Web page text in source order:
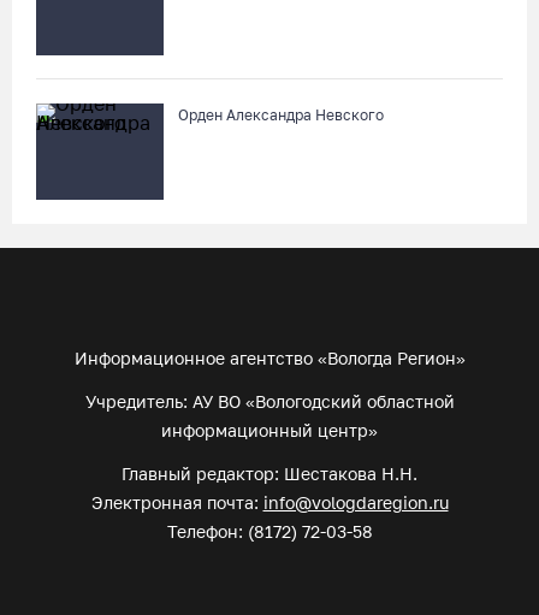
Орден Александра Невского
Информационное агентство «Вологда Регион»
Учредитель: АУ ВО «Вологодский областной
информационный центр»
Главный редактор: Шестакова Н.Н.
Электронная почта: info@vologdaregion.ru
Телефон: (8172) 72-03-58